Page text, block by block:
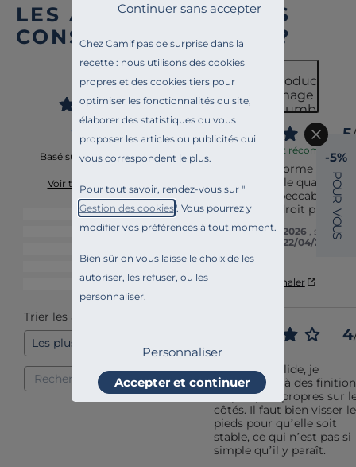
Chez Camif pas de surprise dans la
recette : nous utilisons des cookies
propres et des cookies tiers pour
optimiser les fonctionnalités du site,
élaborer des statistiques ou vous
proposer les articles ou publicités qui
vous correspondent le plus.
Pour tout savoir, rendez-vous sur "
Gestion des cookies". Vous pourrez y
modifier vos préférences à tout moment.
Bien sûr on vous laisse le choix de les
autoriser, les refuser, ou les
personnaliser.
Continuer sans accepter
Personnaliser
Accepter et continuer
LES AVIS DES AUTRES
CONSOMM’ACTEURS ?
4.6/5
Basé sur5 avis soumis à un
Voir tous les avis sur ce site
3
2
0
Trier les avis
5/
Avis vérifié et récompensé
produit conforme à mes
attentes. Belle qualité et
livraison impeccable avec
dépôt à l'endroit prévu.
Avis du27/06/2026
, suite à
22/04/2026 par
Jeannette A.
Signaler
4
Elle a l’air solide, je
m’attendais à des
un peu plus propres sur
côtés. Il faut bien visser
pieds pour qu’elle soit
stable, ce qui n’est pas si
simple qu’il y paraît.
-5%
P
O
U
R
V
O
U
S